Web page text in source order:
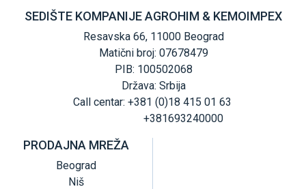
SEDIŠTE KOMPANIJE AGROHIM & KEMOIMPEX
Resavska 66, 11000 Beograd
Matični broj: 07678479
PIB: 100502068
Država: Srbija
Call centar: +381 (0)18 415 01 63
+381693240000
PRODAJNA MREŽA
Beograd
Niš